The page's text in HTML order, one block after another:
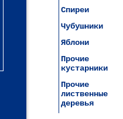
Спиреи
Чубушники
Яблони
Прочие
кустарники
Прочие
лиственные
деревья